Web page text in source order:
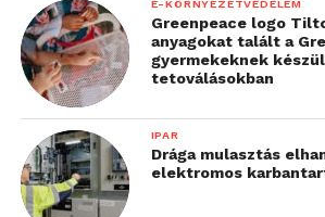
E-KÖRNYEZETVÉDELEM
Greenpeace logo
anyagokat talált a
gyermekeknek
tetoválásokban
IPAR
Drága mulasztás
elektromos